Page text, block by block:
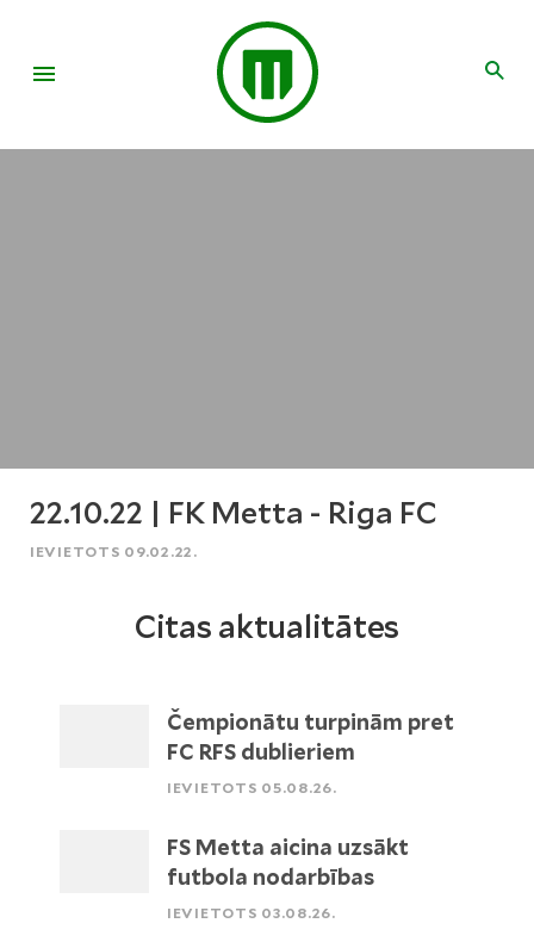
22.10.22 | FK Metta - Riga FC
IEVIETOTS 09.02.22.
Citas aktualitātes
Čempionātu turpinām pret
FC RFS dublieriem
IEVIETOTS 05.08.26.
FS Metta aicina uzsākt
futbola nodarbības
IEVIETOTS 03.08.26.